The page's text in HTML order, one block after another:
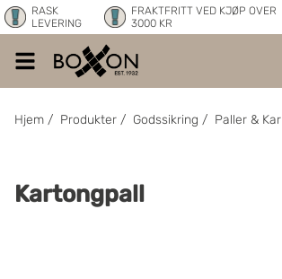
RASK
LEVERING
FRAKTFRITT VED KJØP OVER
3000 KR
Hjem / Produkter / Godssikring / Paller &
Kartongpall